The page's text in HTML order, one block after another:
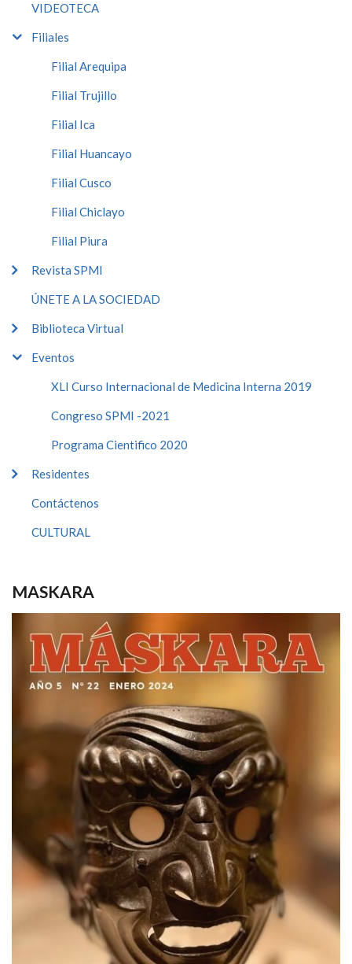
VIDEOTECA
Filiales
Filial Arequipa
Filial Trujillo
Filial Ica
Filial Huancayo
Filial Cusco
Filial Chiclayo
Filial Piura
Revista SPMI
ÚNETE A LA SOCIEDAD
Biblioteca Virtual
Eventos
XLI Curso Internacional de Medicina Interna 2019
Congreso SPMI -2021
Programa Cientifico 2020
Residentes
Contáctenos
CULTURAL
MASKARA